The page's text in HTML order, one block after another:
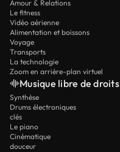
Amour & Relations
Le fitness
Vidéo aérienne
Alimentation et boissons
Voyage
Transports
La technologie
Zoom en arrière-plan virtuel
Musique libre de droits
Synthèse
Drums électroniques
clés
Le piano
Cinématique
douceur